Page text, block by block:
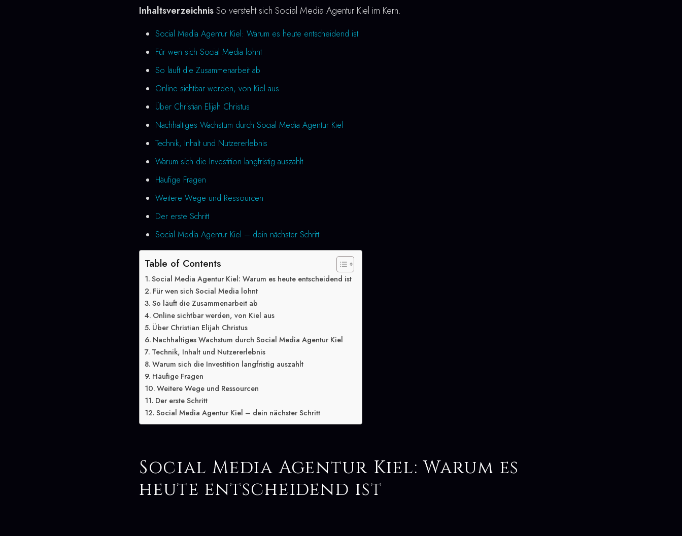
InhaltsverzeichnisSo versteht sich Social Media Agentur Kiel im Kern.
Social Media Agentur Kiel: Warum es heute entscheidend ist
Für wen sich Social Media lohnt
So läuft die Zusammenarbeit ab
Online sichtbar werden, von Kiel aus
Über Christian Elijah Christus
Nachhaltiges Wachstum durch Social Media Agentur Kiel
Technik, Inhalt und Nutzererlebnis
Warum sich die Investition langfristig auszahlt
Häufige Fragen
Weitere Wege und Ressourcen
Der erste Schritt
Social Media Agentur Kiel – dein nächster Schritt
Table of Contents
Social Media Agentur Kiel: Warum es heute entscheidend ist
Für wen sich Social Media lohnt
So läuft die Zusammenarbeit ab
Online sichtbar werden, von Kiel aus
Über Christian Elijah Christus
Nachhaltiges Wachstum durch Social Media Agentur Kiel
Technik, Inhalt und Nutzererlebnis
Warum sich die Investition langfristig auszahlt
Häufige Fragen
Weitere Wege und Ressourcen
Der erste Schritt
Social Media Agentur Kiel – dein nächster Schritt
Social Media Agentur Kiel: Warum es
heute entscheidend ist